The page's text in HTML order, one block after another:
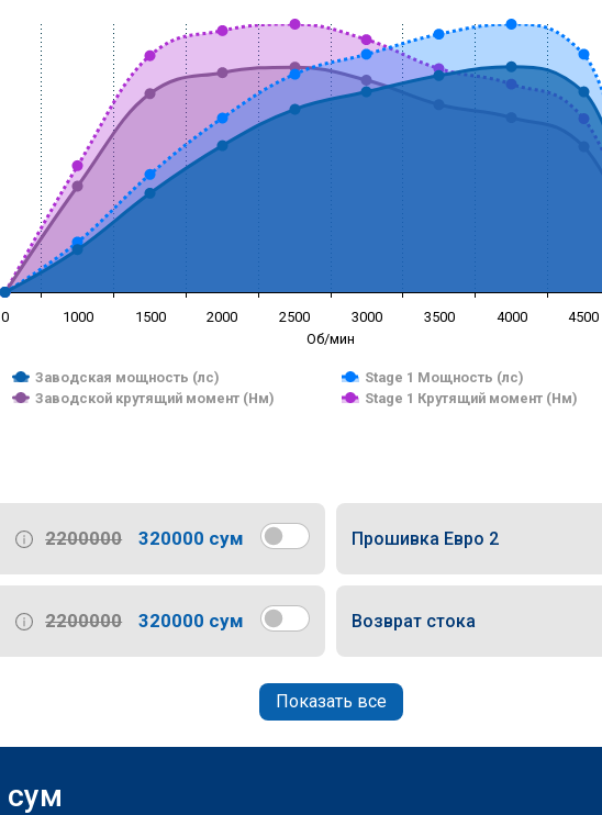
Об/мин
Заводская мощность (лс)
Stage 1 Мощность (лс)
Заводской крутящий момент (Нм)
Stage 1 Крутящий момент (Нм)
0 1000 1500 2000 2500 3000 3500 4000 4500
2200000 320000 сум Прошивка Евро 2
2200000 320000 сум Возврат стока
Показать все
сум